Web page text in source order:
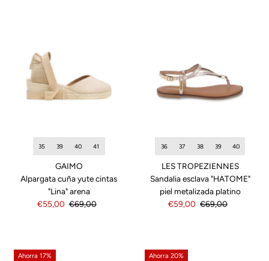
35 39 40 41
GAIMO
Alpargata cuña yute cintas
"Lina" arena
Precio
€55,00 Precio
€69,00
36 37 38 39 40
LES TROPEZIENNES
Sandalia esclava "HATOME"
piel metalizada platino
Precio
€59,00 Precio
€69,00
Ahorra 17% Ahorra 20%